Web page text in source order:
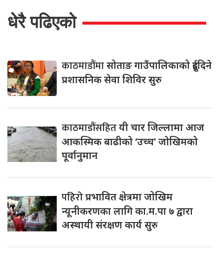
धेरै पढिएको
काठमाडौंमासोताङ गाउँपालिकाको दुईदिने
प्रशासनिक सेवा शिविर सुरु
काठमाडौंसहितयी चार जिल्लामा आज
आकस्मिक बाढीको ‘उच्च’ जोखिमको
पूर्वानुमान
पहिरोप्रभावित क्षेत्रमा जोखिम
न्यूनीकरणका लागि का.म.पा ७ द्वारा
अस्थायी संरक्षण कार्य सुरु